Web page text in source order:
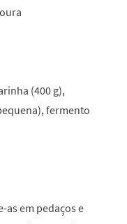
(400 g),
fermento
as em pedaços e